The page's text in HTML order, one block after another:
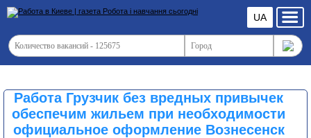
UA
Работа Грузчик без вредных привычек
обеспечим жильем при необходимости
официальное оформление Вознесенск